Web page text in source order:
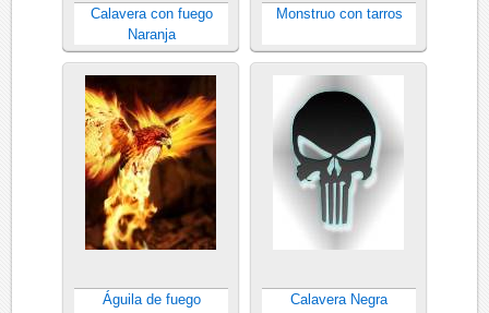
Calavera con fuego
Naranja
Monstruo con tarros
Águila de fuego Calavera Negra